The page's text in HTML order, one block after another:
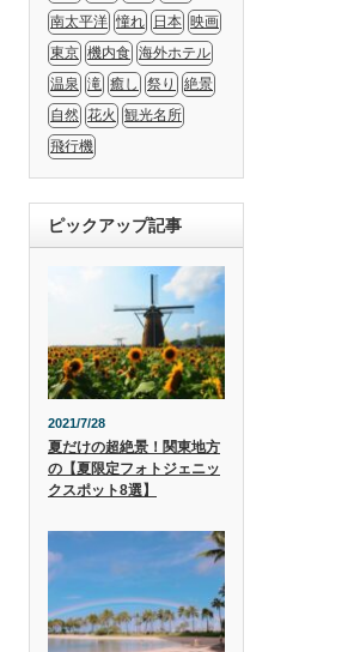
南太平洋 憧れ 日本 映画
東京 機内食 海外ホテル
温泉 滝 癒し 祭り
絶景
自然 花火
観光名所
飛行機
ピックアップ記事
2021/7/28
夏だけの超絶景！関東地方
の【夏限定フォトジェニッ
クスポット8選】